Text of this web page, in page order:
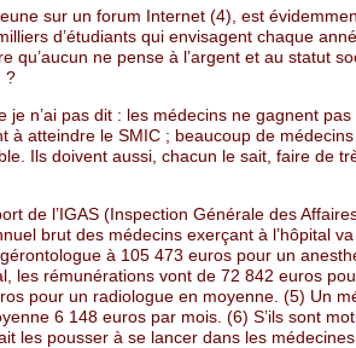
sur un forum Internet (4), est
d’étudiants qui envisagent chaque
qu’aucun ne pense à l’argent et au statut
?
je n’ai pas dit : les médecins ne gagnent
à atteindre le SMIC ; beaucoup de
Ils doivent aussi, chacun le sait, faire de
de l’IGAS (Inspection Générale des
brut des médecins exerçant à l’hôpital
à 105 473 euros pour un
les rémunérations vont de 72 842 euros
pour un radiologue en moyenne. (5) Un
6 148 euros par mois. (6) S’ils sont
les pousser à se lancer dans les